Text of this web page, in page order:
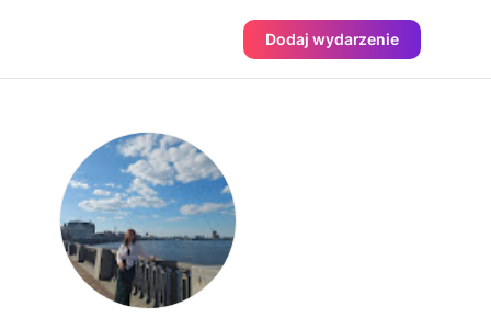
Dodaj wydarzenie